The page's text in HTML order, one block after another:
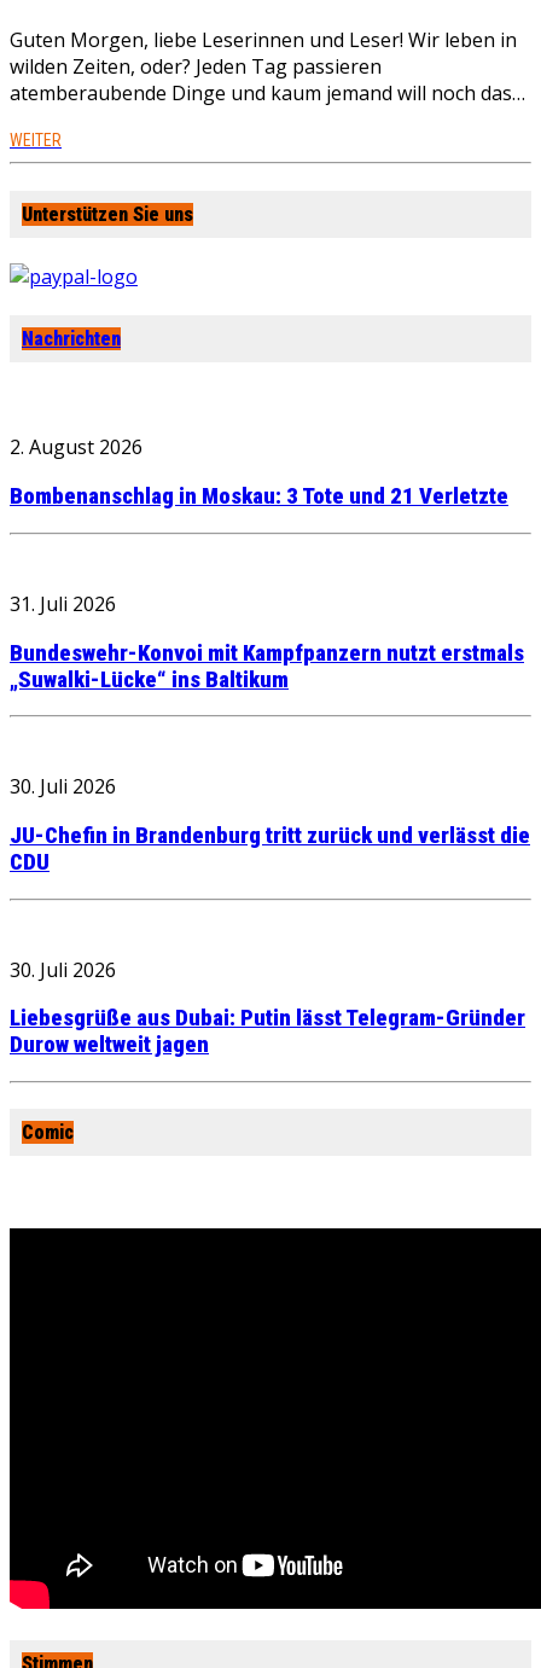
Guten Morgen, liebe Leserinnen und Leser! Wir leben in
wilden Zeiten, oder? Jeden Tag passieren
atemberaubende Dinge und kaum jemand will noch das…
WEITER
Unterstützen Sie uns
Nachrichten
2. August 2026
Bombenanschlag in Moskau: 3 Tote und 21 Verletzte
31. Juli 2026
Bundeswehr-Konvoi mit Kampfpanzern nutzt erstmals
„Suwalki-Lücke“ ins Baltikum
30. Juli 2026
JU-Chefin in Brandenburg tritt zurück und verlässt die
CDU
30. Juli 2026
Liebesgrüße aus Dubai: Putin lässt Telegram-Gründer
Durow weltweit jagen
Comic